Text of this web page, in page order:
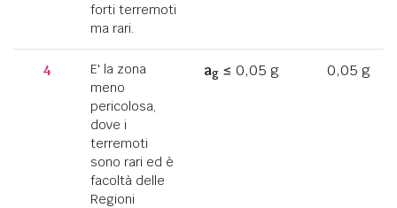
forti terremoti
ma rari.
4
E' la zona
meno
pericolosa,
dove i
terremoti
sono rari ed è
facoltà delle
Regioni
ag≤ 0,05 g 0,05 g